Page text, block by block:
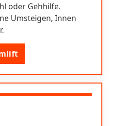
oder Gehhilfe.
Umsteigen, Innen